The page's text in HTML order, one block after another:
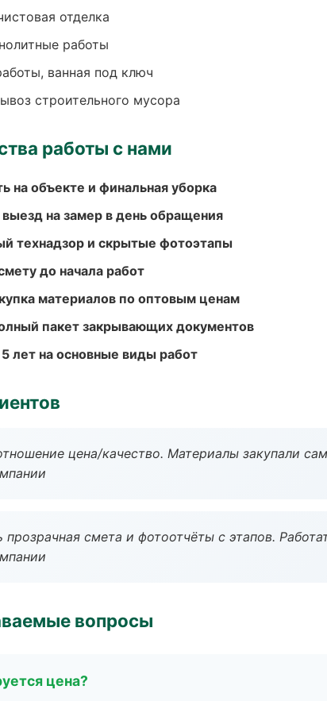
отделка
работы
ванная под ключ
строительного мусора
работы с нами
на объекте и финальная уборка
на замер в день обращения
технадзор и скрытые фотоэтапы
до начала работ
материалов по оптовым ценам
пакет закрывающих документов
5 лет на основные виды работ
цена/качество. Материалы закупали
прозрачная смета и фотоотчёты с этапов.
вопросы
цена?